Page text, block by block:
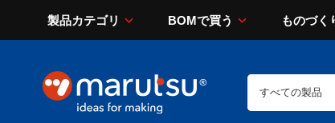
製品カテゴリ BOMで買う ものづく